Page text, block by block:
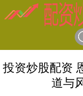
投资炒股配资
道与